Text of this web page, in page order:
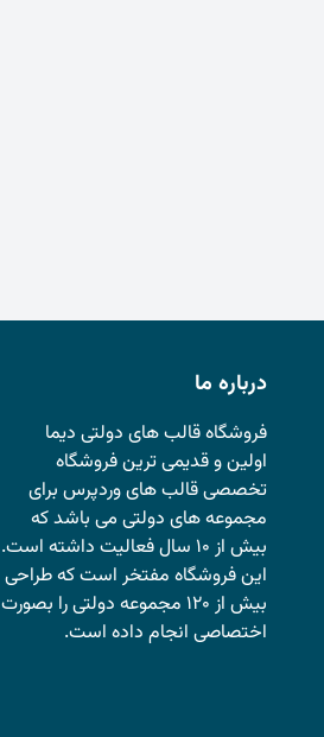
درباره ما
فروشگاه قالب های دولتی دیما
اولین و قدیمی ترین فروشگاه
تخصصی قالب های وردپرس برای
مجموعه های دولتی می باشد که
بیش از ۱۰ سال فعالیت داشته است.
این فروشگاه مفتخر است که طراحی
بیش از ۱۲۰ مجموعه دولتی را بصورت
اختصاصی انجام داده است.